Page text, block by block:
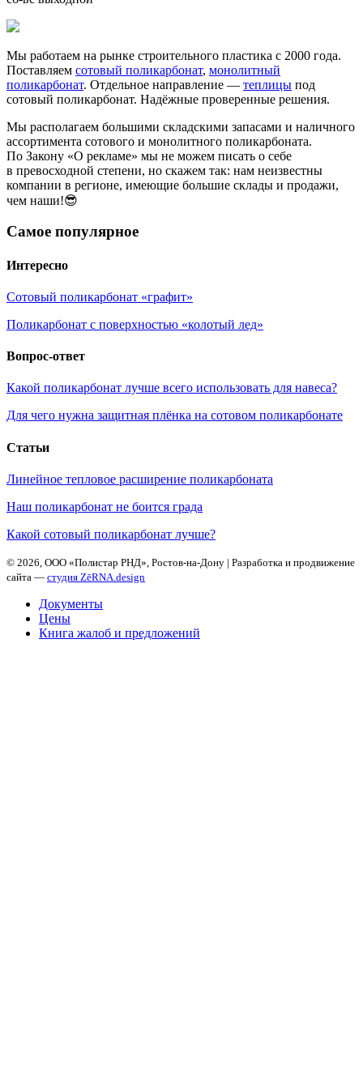
Мы работаем на рынке строительного пластика с 2000 года.
Поставляем сотовый поликарбонат, монолитный
поликарбонат. Отдельное направление — теплицы под
сотовый поликарбонат. Надёжные проверенные решения.
Мы располагаем большими складскими запасами и наличного
ассортимента сотового и монолитного поликарбоната.
По Закону «О рекламе» мы не можем писать о себе
в превосходной степени, но скажем так: нам неизвестны
компании в регионе, имеющие большие склады и продажи,
чем наши!😎
Самое популярное
Интересно
Сотовый поликарбонат «графит»
Поликарбонат с поверхностью «колотый лед»
Вопрос-ответ
Какой поликарбонат лучше всего использовать для навеса?
Для чего нужна защитная плёнка на сотовом поликарбонате
Статьи
Линейное тепловое расширение поликарбоната
Наш поликарбонат не боится града
Какой сотовый поликарбонат лучше?
© 2026, ООО «Полистар РНД», Ростов-на-Дону | Разработка и продвижение
сайта — студия ZēRNA.design
Документы
Цены
Книга жалоб и предложений